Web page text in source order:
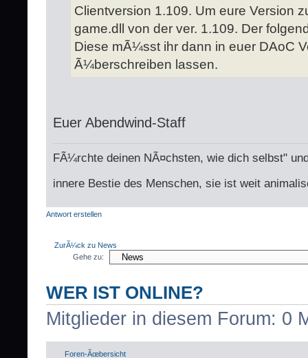
Clientversion 1.109. Um eure Version
game.dll von der ver. 1.109. Der
Diese mÃ¼sst ihr dann in euer DAoC
Ã¼berschreiben lassen.
Euer Abendwind-Staff
FÃ¼rchte deinen NÃ¤chsten, wie dich selbst"
innere Bestie des Menschen, sie ist weit
Antwort erstellen
ZurÃ¼ck zu News
Gehe zu:
WER IST ONLINE?
Mitglieder in diesem Forum: 0
Foren-Ãœbersicht